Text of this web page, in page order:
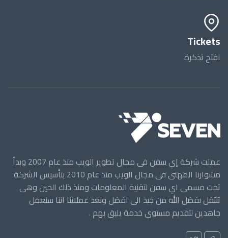
Tickets
افتح تذكرة
عملت شركة إي سفن فى مجال تطوير الويب منذ عام 2007 وبدأ
مشوارنا المهنى فى مجال الويب منذ عام 2010 بتأسيس الشركة
تحت مسمى اي سفن لتقنية المعلومات ومنذ ذلك الحين وهى
تنتقل بفضل الله من جيد الى افضل ونعد عملائنا اننا سنعمل
جاهدين لتقديم مستوي خدمة يليق بهم .